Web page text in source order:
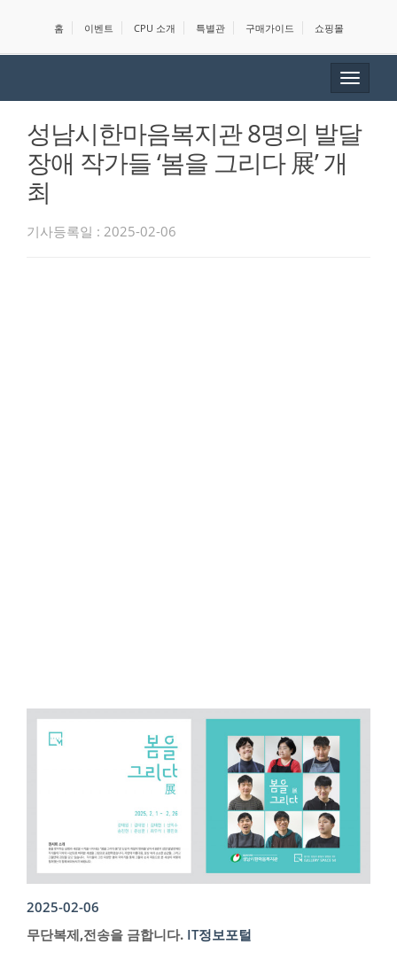
홈 이벤트 CPU 소개 특별관 구매가이드 쇼핑몰
Toggle
성남시한마음복지관 8명의 발달
장애 작가들 ‘봄을 그리다 展’ 개
최
기사등록일 : 2025-02-06
2025-02-06
무단복제,전송을 금합니다. IT정보포털